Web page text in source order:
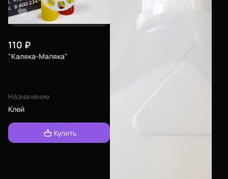
110 ₽
"Каляка-Маляка"
Назначение
Клей
Купить